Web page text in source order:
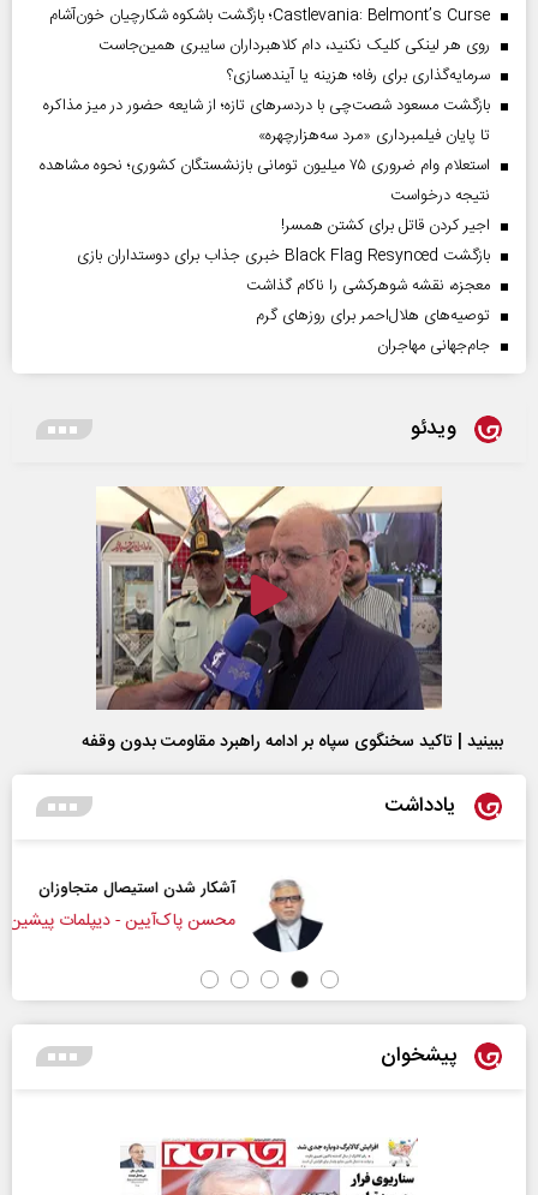
Castlevania: Belmont’s Curse؛ بازگشت باشکوه شکارچیان خون‌آشام
روی هر لینکی کلیک نکنید، دام کلاهبرداران سایبری همین‌جاست
سرمایه‌گذاری برای رفاه؛ هزینه یا آینده‌سازی؟
بازگشت مسعود شصت‌چی با دردسر‌های تازه؛ از شایعه حضور در میز مذاکره
تا پایان فیلمبرداری «مرد سه‌هزارچهره»
استعلام وام ضروری ۷۵ میلیون تومانی بازنشستگان کشوری؛ نحوه مشاهده
نتیجه درخواست
اجیر کردن قاتل برای کشتن همسر!
بازگشت Black Flag Resynced خبری جذاب برای دوستداران بازی
معجزه، نقشه شوهرکشی را ناکام گذاشت
توصیه‌های هلال‌احمر برای روز‌های گرم
جام‌جهانی مهاجران
ویدئو
ببینید | تاکید سخنگوی سپاه بر ادامه راهبرد مقاومت بدون وقفه
یادداشت
آشکار شدن استیصال متجاوزان
محسن پاک‌آیین - دیپلمات پیشین
پیشخوان